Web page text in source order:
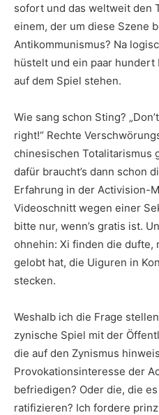
sofort und das weltweit den
einem, der um diese Szene
Antikommunismus? Na
hüstelt und ein paar
auf dem Spiel stehen.
Wie sang schon Sting?
right!“ Rechte
chinesischen Totalitarismus
dafür braucht’s dann schon
Erfahrung in der Activision-
Videoschnitt wegen einer
bitte nur, wenn’s gratis ist.
ohnehin: Xi finden die dufte,
gelobt hat, die Uiguren in
stecken.
Weshalb ich die Frage
zynische Spiel mit der
die auf den Zynismus
Provokationsinteresse der
befriedigen? Oder die, die
ratifizieren? Ich fordere